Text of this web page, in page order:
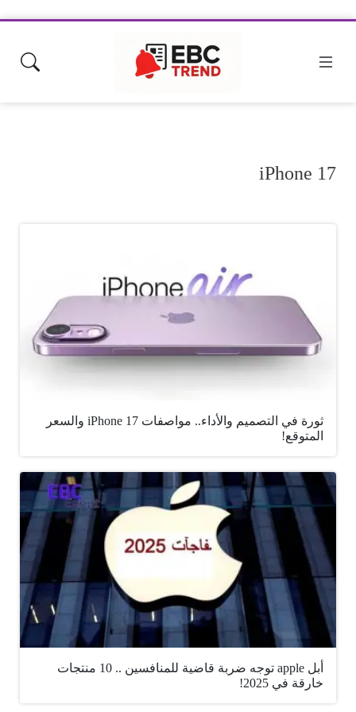
iPhone 17
ثورة في التصميم والأداء.. مواصفات iPhone 17 والسعر
المتوقع!
أبل apple توجه ضربة قاضية للمنافسين .. 10 منتجات
خارقة في 2025!